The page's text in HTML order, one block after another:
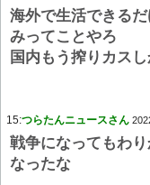
海外で生活できる
みってことやろ
国内もう搾りカス
15:つらたんニュースさん
戦争になってもわ
なったな